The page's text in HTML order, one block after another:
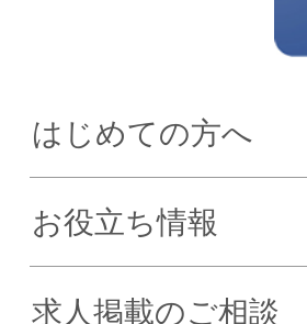
はじめての方へ
お役立ち情報
求人掲載のご相談